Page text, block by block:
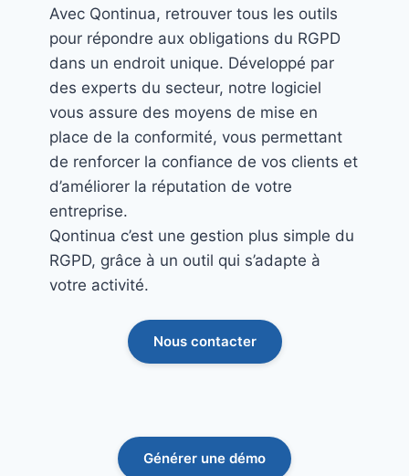
Avec Qontinua, retrouver tous les outils
pour répondre aux obligations du RGPD
dans un endroit unique. Développé par
des experts du secteur, notre logiciel
vous assure des moyens de mise en
place de la conformité, vous permettant
de renforcer la confiance de vos clients et
d’améliorer la réputation de votre
entreprise.
Qontinua c’est une gestion plus simple du
RGPD, grâce à un outil qui s’adapte à
votre activité.
Nous contacter
Générer une démo